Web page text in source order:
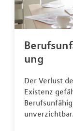
ung
Der Verlust
Existenz
unverzichtbar.